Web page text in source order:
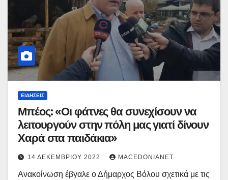
ΕΙΔΉΣΕΙΣ
Μπέος: «Οι φάτνες θα συνεχίσουν να
λειτουργούν στην πόλη μας γιατί δίνουν
Χαρά στα παιδάκια»
14 ΔΕΚΕΜΒΡΊΟΥ 2022 MACEDONIANET
Ανακοίνωση έβγαλε ο Δήμαρχος Βόλου σχετικά με τις